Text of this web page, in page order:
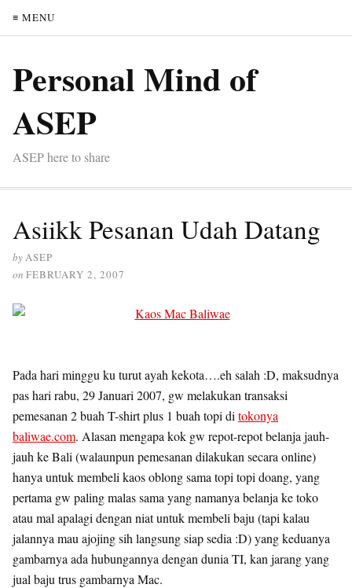
≡ MENU
Personal Mind of
ASEP
ASEP here to share
Asiikk Pesanan Udah Datang
byASEP
on FEBRUARY 2, 2007
Pada hari minggu ku turut ayah kekota….eh salah :D, maksudnya
pas hari rabu, 29 Januari 2007, gw melakukan transaksi
pemesanan 2 buah T-shirt plus 1 buah topi di tokonya
baliwae.com. Alasan mengapa kok gw repot-repot belanja jauh-
jauh ke Bali (walaunpun pemesanan dilakukan secara online)
hanya untuk membeli kaos oblong sama topi topi doang, yang
pertama gw paling malas sama yang namanya belanja ke toko
atau mal apalagi dengan niat untuk membeli baju (tapi kalau
jalannya mau ajojing sih langsung siap sedia :D) yang keduanya
gambarnya ada hubungannya dengan dunia TI, kan jarang yang
jual baju trus gambarnya Mac.